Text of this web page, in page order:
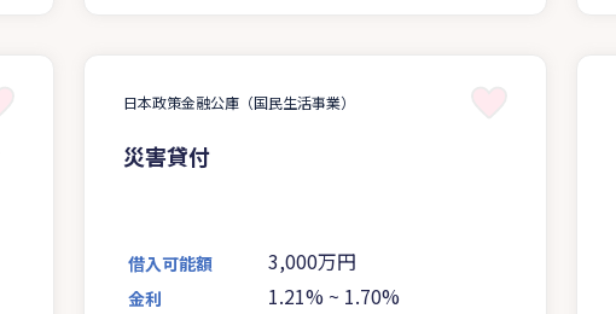
日本政策金融公庫（国民生活事業）
災害貸付
借入可能額 3,000万円
金利 1.21% ~ 1.70%